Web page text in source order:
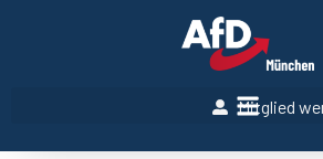
Mitglied